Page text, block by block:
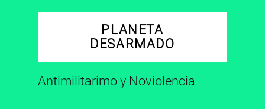
PLANETA
DESARMADO
Antimilitarimo y Noviolencia